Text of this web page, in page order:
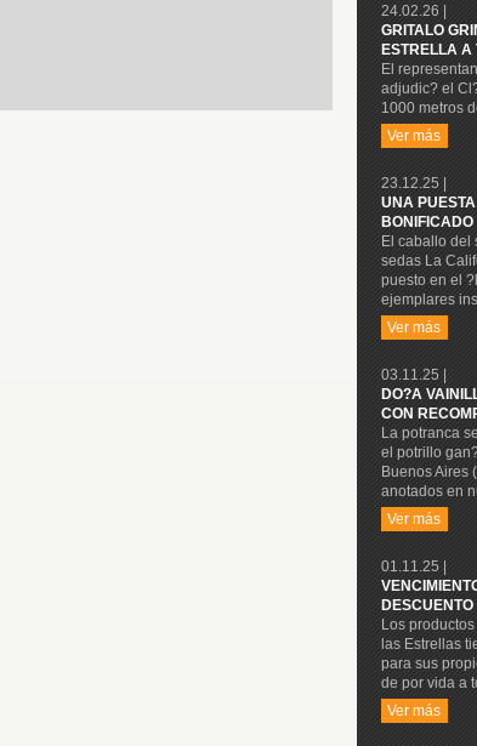
24.02.26 |
GRITALO
ESTRELLA A
El
adjudic? el
1000 metros
Ver más
23.12.25 |
UNA
BONIFICADO
El caballo del
sedas La
puesto en el
ejemplares
Ver más
03.11.25 |
DO?A
CON
La potranca
el potrillo
Buenos Aires
anotados en
Ver más
01.11.25 |
Los
las Estrellas
para sus
de por vida a
Ver más